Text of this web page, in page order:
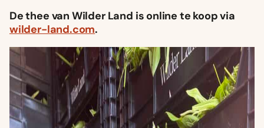
De thee van Wilder Land is online te koop via
wilder-land.com.